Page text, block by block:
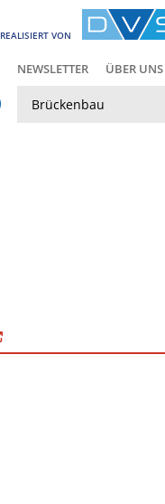
REALISIERT VON
NEWSLETTER ÜBER UNS